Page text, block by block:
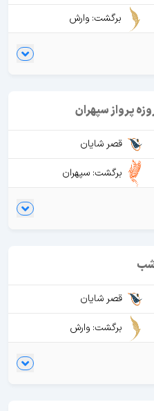
برگشت: وارش
قصر شایان
برگشت: سپهران
قصر شایان
برگشت: وارش